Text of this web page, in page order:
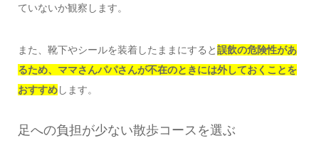
ていないか観察します。
また、靴下やシールを装着したままにすると誤飲の危険性があ
るため、ママさんパパさんが不在のときには外しておくことを
おすすめします。
足への負担が少ない散歩コースを選ぶ